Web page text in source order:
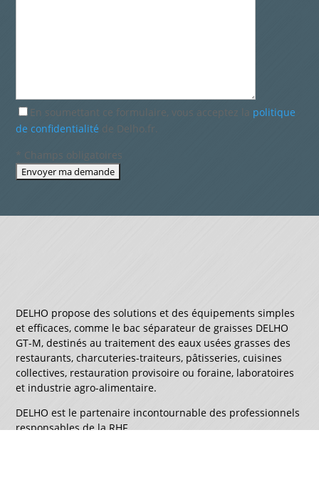
En soumettant ce formulaire, vous acceptez la politique
de confidentialité de Delho.fr.
* Champs obligatoires
DELHO propose des solutions et des équipements simples
et efficaces, comme le bac séparateur de graisses DELHO
GT-M, destinés au traitement des eaux usées grasses des
restaurants, charcuteries-traiteurs, pâtisseries, cuisines
collectives, restauration provisoire ou foraine, laboratoires
et industrie agro-alimentaire.
DELHO est le partenaire incontournable des professionnels
responsables de la RHF.